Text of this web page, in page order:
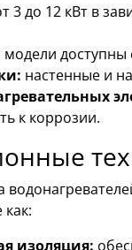
3 до 12 кВт в
модели доступны
настенные и
к коррозии.
изоляция: